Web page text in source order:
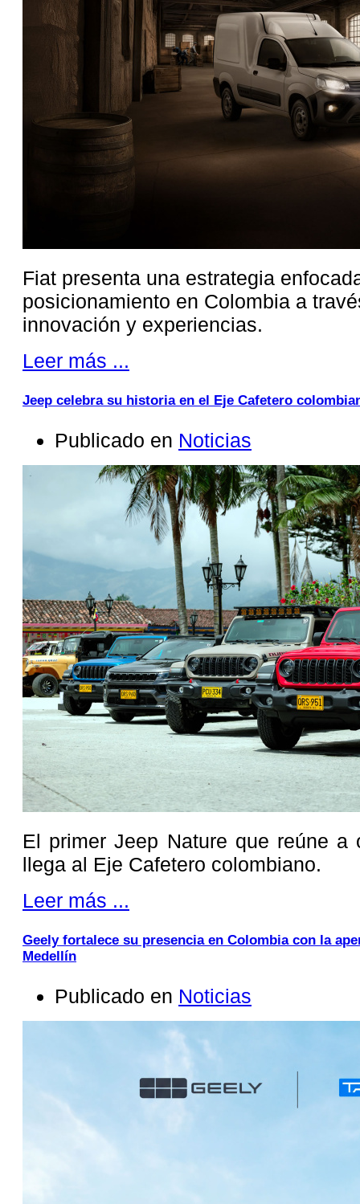
Fiat presenta una estrategia
posicionamiento en Colombia a
innovación y experiencias.
Leer más ...
Jeep celebra su historia en el Eje Cafetero
Publicado en Noticias
El primer Jeep Nature que reúne
llega al Eje Cafetero colombiano.
Leer más ...
Geely fortalece su presencia en Colombia con la
Medellín
Publicado en Noticias